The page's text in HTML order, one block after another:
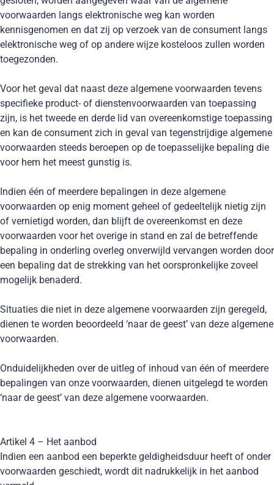
voorwaarden langs elektronische weg kan worden
kennisgenomen en dat zij op verzoek van de consument langs
elektronische weg of op andere wijze kosteloos zullen worden
toegezonden.
Voor het geval dat naast deze algemene voorwaarden tevens
specifieke product- of dienstenvoorwaarden van toepassing
zijn, is het tweede en derde lid van overeenkomstige toepassing
en kan de consument zich in geval van tegenstrijdige algemene
voorwaarden steeds beroepen op de toepasselijke bepaling die
voor hem het meest gunstig is.
Indien één of meerdere bepalingen in deze algemene
voorwaarden op enig moment geheel of gedeeltelijk nietig zijn
of vernietigd worden, dan blijft de overeenkomst en deze
voorwaarden voor het overige in stand en zal de betreffende
bepaling in onderling overleg onverwijld vervangen worden door
een bepaling dat de strekking van het oorspronkelijke zoveel
mogelijk benaderd.
Situaties die niet in deze algemene voorwaarden zijn geregeld,
dienen te worden beoordeeld ‘naar de geest’ van deze algemene
voorwaarden.
Onduidelijkheden over de uitleg of inhoud van één of meerdere
bepalingen van onze voorwaarden, dienen uitgelegd te worden
‘naar de geest’ van deze algemene voorwaarden.
Artikel 4 – Het aanbod
Indien een aanbod een beperkte geldigheidsduur heeft of onder
voorwaarden geschiedt, wordt dit nadrukkelijk in het aanbod